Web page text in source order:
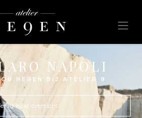
NAPOLI
HEREN BIJ ATELIER 9
naar overzicht